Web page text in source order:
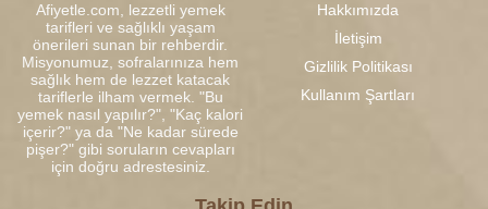
Afiyetle.com, lezzetli yemek
tarifleri ve sağlıklı yaşam
önerileri sunan bir rehberdir.
Misyonumuz, sofralarınıza hem
sağlık hem de lezzet katacak
tariflerle ilham vermek. "Bu
yemek nasıl yapılır?", "Kaç kalori
içerir?" ya da "Ne kadar sürede
pişer?" gibi soruların cevapları
için doğru adrestesiniz.
Hakkımızda
İletişim
Gizlilik Politikası
Kullanım Şartları